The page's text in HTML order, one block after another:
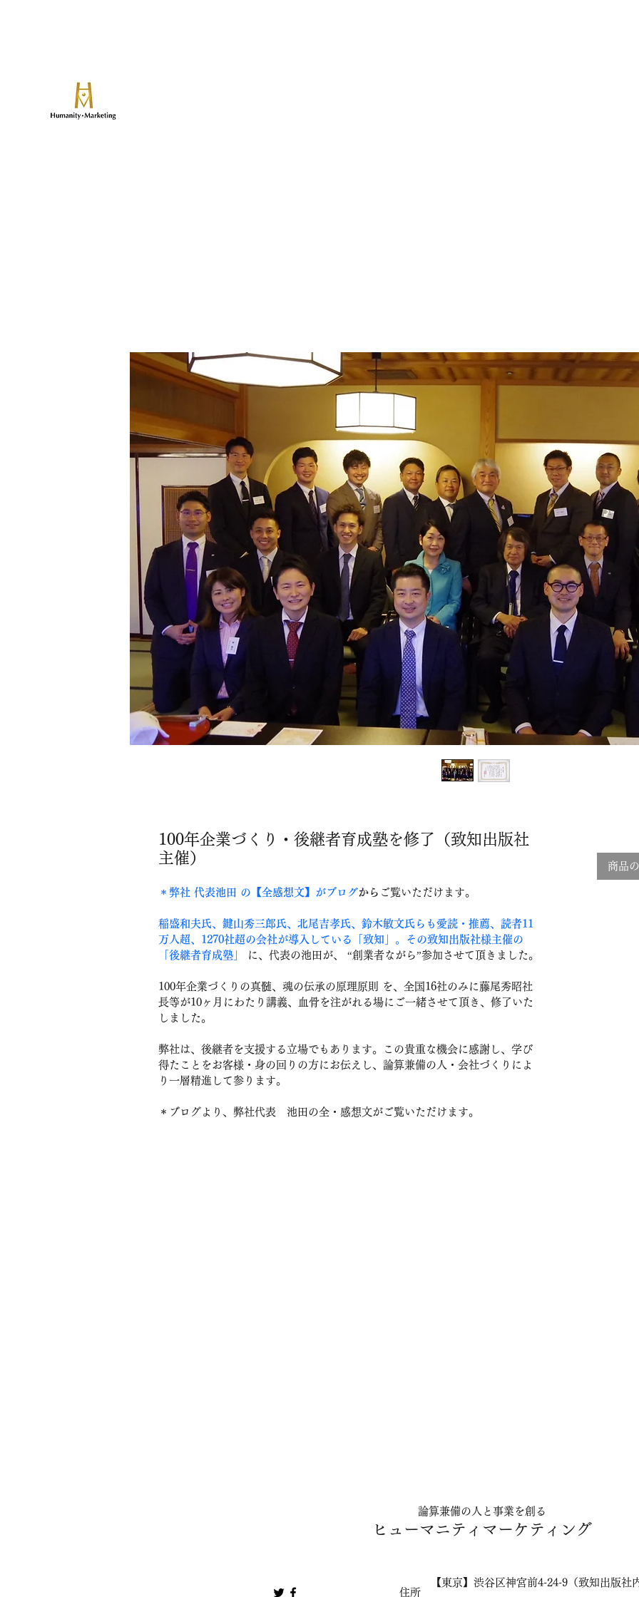
100年企業づくり・後継者育成塾を修了（致知出版社
主催）
＊弊社 代表池田 の【全感想文】がブログから ご覧いただけます。
稲盛和夫氏、鍵山秀三郎氏、北尾吉孝氏、鈴木敏文氏らも愛読・推薦、読者11
万人超、1270社超の会社が導入している「致知」。その致知出版社様主催の
「後継者育成塾」
に、代表の池田が、 “創業者ながら”参加させて頂きました。
100年企業づくりの真髄、魂の伝承の原理原則 を、全国16社のみに藤尾秀昭社
長等が10ヶ月にわたり講義、血骨を注がれる場にご一緒させて頂き、修了いた
しました。
弊社は、後継者を支援する立場でもあります。この貴重な機会に感謝し、学び
得たことをお客様・身の回りの方にお伝えし、論算兼備の人・会社づくりによ
り一層精進して参ります。
＊ブログより、弊社代表　池田の全・感想文がご覧いただけます。
商品
​論算兼備の人と事業を創る
ヒューマニティマーケティング
住所
【東京】渋谷区神宮前4-24-9（致知出版社